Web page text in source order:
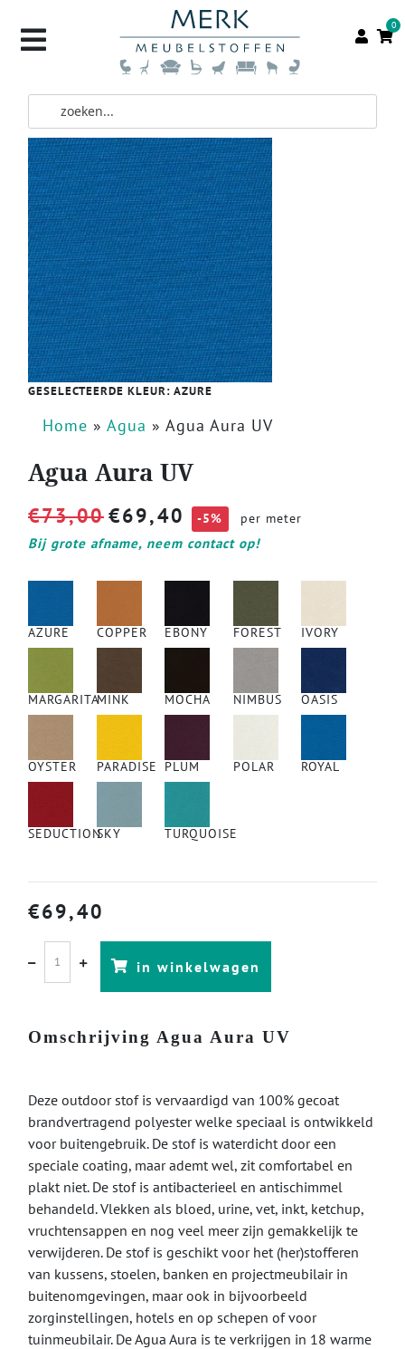
0
GESELECTEERDE KLEUR: AZURE
Home » Agua » Agua Aura UV
Agua Aura UV
€73,00€69,40 -5% per meter
Bij grote afname, neem contact op!
AZURE COPPER EBONY FOREST IVORY
MARGARITAMINK MOCHA NIMBUS OASIS
OYSTER PARADISE PLUM POLAR ROYAL
SEDUCTIONSKY TURQUOISE
€69,40
in winkelwagen
Omschrijving Agua Aura UV
Deze outdoor stof is vervaardigd van 100% gecoat
brandvertragend polyester welke speciaal is ontwikkeld
voor buitengebruik. De stof is waterdicht door een
speciale coating, maar ademt wel, zit comfortabel en
plakt niet. De stof is antibacterieel en antischimmel
behandeld. Vlekken als bloed, urine, vet, inkt, ketchup,
vruchtensappen en nog veel meer zijn gemakkelijk te
verwijderen. De stof is geschikt voor het (her)stofferen
van kussens, stoelen, banken en projectmeubilair in
buitenomgevingen, maar ook in bijvoorbeeld
zorginstellingen, hotels en op schepen of voor
tuinmeubilair. De Agua Aura is te verkrijgen in 18 warme